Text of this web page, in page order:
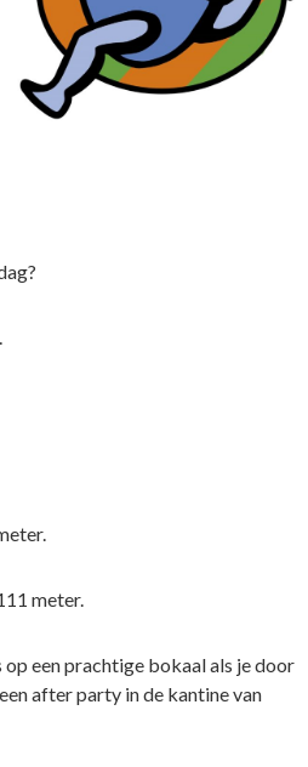
meter.
een prachtige bokaal als je door
after party in de kantine van